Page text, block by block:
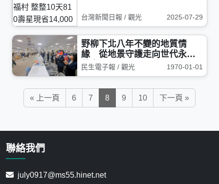
台灣新聞日報 / 觀光 2025-07-29
野柳下北八年不變的地質情
緣 從地景守護走向世代永續
共育
民生電子報 / 觀光 1970-01-01
« 上一頁 6 7 8 9 10 下一頁 »
聯絡我們
july0917@ms55.hinet.net